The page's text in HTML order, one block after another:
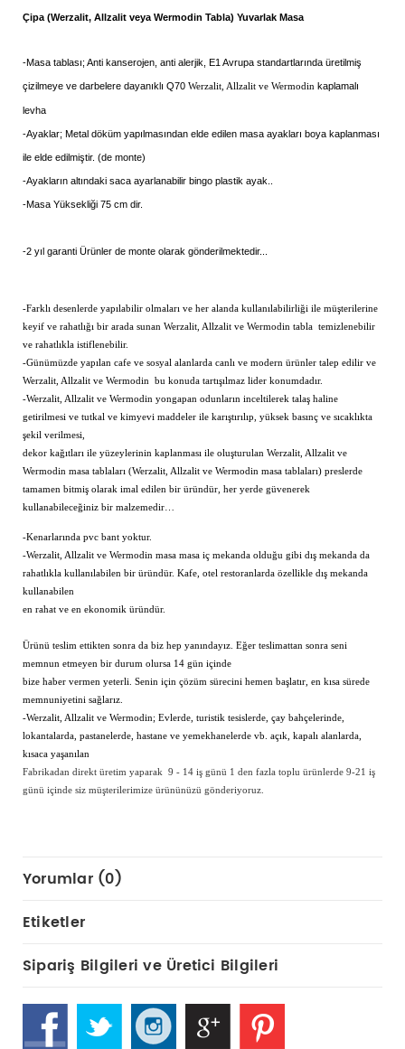
Çipa (Werzalit, Allzalit veya Wermodin Tabla) Yuvarlak Masa
-Masa tablası; Anti kanserojen, anti alerjik, E1 Avrupa standartlarında üretilmiş
çizilmeye ve darbelere dayanıklı Q70 Werzalit, Allzalit ve Wermodin kaplamalı
levha
-Ayaklar; Metal döküm yapılmasından elde edilen masa ayakları boya kaplanması
ile elde edilmiştir. (de monte)
-Ayakların altındaki saca ayarlanabilir bingo plastik ayak..
-Masa Yüksekliği 75 cm dir.
-2 yıl garanti Ürünler de monte olarak gönderilmektedir...
-Farklı desenlerde yapılabilir olmaları ve her alanda kullanılabilirliği ile müşterilerine
keyif ve rahatlığı bir arada sunan Werzalit, Allzalit ve Wermodin tabla temizlenebilir
ve rahatlıkla istiflenebilir.
-Günümüzde yapılan cafe ve sosyal alanlarda canlı ve modern ürünler talep edilir ve
Werzalit, Allzalit ve Wermodin bu konuda tartışılmaz lider konumdadır.
-Werzalit, Allzalit ve Wermodin yongapan odunların inceltilerek talaş haline
getirilmesi ve tutkal ve kimyevi maddeler ile karıştırılıp, yüksek basınç ve sıcaklıkta
şekil verilmesi,
dekor kağıtları ile yüzeylerinin kaplanması ile oluşturulan Werzalit, Allzalit ve
Wermodin masa tablaları (Werzalit, Allzalit ve Wermodin masa tablaları) preslerde
tamamen bitmiş olarak imal edilen bir üründür, her yerde güvenerek
kullanabileceğiniz bir malzemedir…
-Kenarlarında pvc bant yoktur.
-Werzalit, Allzalit ve Wermodin masa masa iç mekanda olduğu gibi dış mekanda da
rahatlıkla kullanılabilen bir üründür. Kafe, otel restoranlarda özellikle dış mekanda
kullanabilen
en rahat ve en ekonomik üründür.
Ürünü teslim ettikten sonra da biz hep yanındayız. Eğer teslimattan sonra seni
memnun etmeyen bir durum olursa 14 gün içinde
bize haber vermen yeterli. Senin için çözüm sürecini hemen başlatır, en kısa sürede
memnuniyetini sağlarız.
-Werzalit, Allzalit ve Wermodin; Evlerde, turistik tesislerde, çay bahçelerinde,
lokantalarda, pastanelerde, hastane ve yemekhanelerde vb. açık, kapalı alanlarda,
kısaca yaşanılan
Fabrikadan direkt üretim yaparak 9 - 14 iş günü 1 den fazla toplu ürünlerde 9-21 iş
günü içinde siz müşterilerimize ürününüzü gönderiyoruz.
Yorumlar (0)
Etiketler
Sipariş Bilgileri ve Üretici Bilgileri